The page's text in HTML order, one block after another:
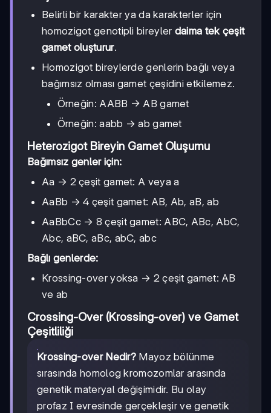
Belirli bir karakter ya da karakterler için
homozigot genotipli bireyler daima tek çeşit
gamet oluşturur.
Homozigot bireylerde genlerin bağlı veya
bağımsız olması gamet çeşidini etkilemez.
Örneğin: AABB → AB gamet
Örneğin: aabb → ab gamet
Heterozigot Bireyin Gamet Oluşumu
Bağımsız genler için:
Aa → 2 çeşit gamet: A veya a
AaBb → 4 çeşit gamet: AB, Ab, aB, ab
AaBbCc → 8 çeşit gamet: ABC, ABc, AbC,
Abc, aBC, aBc, abC, abc
Bağlı genlerde:
Krossing-over yoksa → 2 çeşit gamet: AB
ve ab
Crossing-Over (Krossing-over) ve Gamet
Çeşitliliği
Krossing-over Nedir? Mayoz bölünme
sırasında homolog kromozomlar arasında
genetik materyal değişimidir. Bu olay
profaz I evresinde gerçekleşir ve genetik